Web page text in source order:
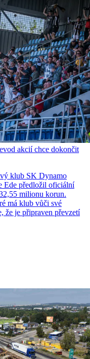
akcií chce dokončit
klub SK Dynamo
Ede předložil oficiální
milionu korun.
má klub vůči své
že je připraven převzetí